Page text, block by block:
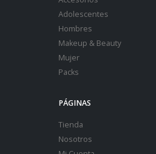
Adolescentes
Hombres
Makeup & Beauty
Mujer
Packs
PÁGINAS
Tienda
Nosotros